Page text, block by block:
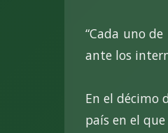
“Cada uno
ante los
En el décimo
país en el